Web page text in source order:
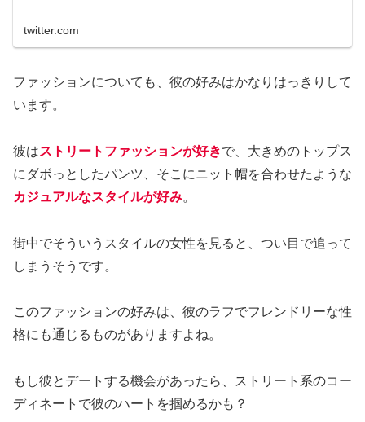
twitter.com
ファッションについても、彼の好みはかなりはっきりして
います。
彼はストリートファッションが好きで、大きめのトップス
にダボっとしたパンツ、そこにニット帽を合わせたような
カジュアルなスタイルが好み。
街中でそういうスタイルの女性を見ると、つい目で追って
しまうそうです。
このファッションの好みは、彼のラフでフレンドリーな性
格にも通じるものがありますよね。
もし彼とデートする機会があったら、ストリート系のコー
ディネートで彼のハートを掴めるかも？